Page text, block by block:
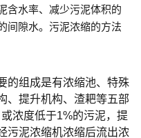
含水率、减少污泥体积的
间隙水。污泥浓缩的方法
的组成是有浓缩池、特殊
、提升机构、渣耙等五部
浓度低于1%的污泥，提
污泥浓缩机浓缩后流出浓